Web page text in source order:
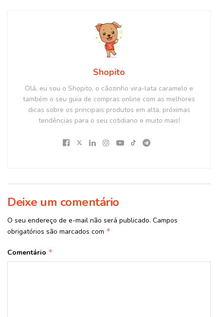
Shopito
Olá, eu sou o Shopito, o cãozinho vira-lata caramelo e
também o seu guia de compras online com as melhores
dicas sobre os principais produtos em alta, próximas
tendências para o seu cotidiano e muito mais!
Deixe um comentário
O seu endereço de e-mail não será publicado. Campos
obrigatórios são marcados com *
Comentário *